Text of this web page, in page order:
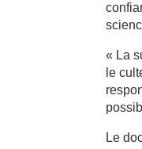
« La
le
Le